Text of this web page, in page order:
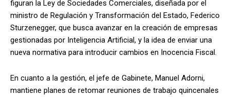
figuran la Ley de Sociedades Comerciales, diseñada por el
ministro de Regulación y Transformación del Estado, Federico
Sturzenegger, que busca avanzar en la creación de empresas
gestionadas por Inteligencia Artificial, y la idea de enviar una
nueva normativa para introducir cambios en Inocencia Fiscal.
En cuanto a la gestión, el jefe de Gabinete, Manuel Adorni,
mantiene planes de retomar reuniones de trabajo quincenales